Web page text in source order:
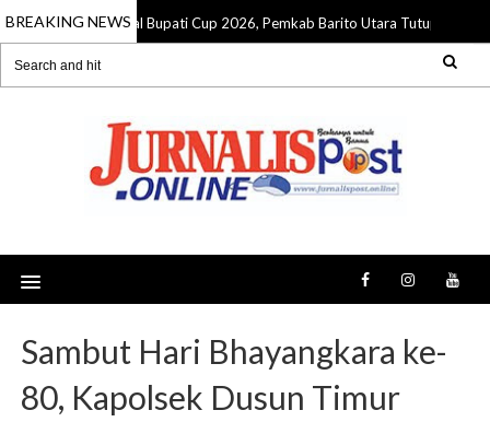
BREAKING NEWS
Juara Futsal Bupati Cup 2026, Pemkab Barito Utara Tutup
Sambut Hari Bhayangkara ke-
80, Kapolsek Dusun Timur